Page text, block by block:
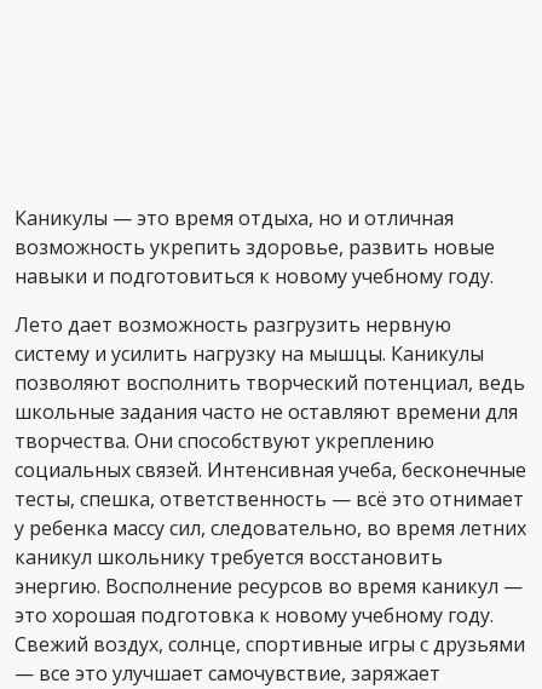
Каникулы — это время отдыха, но и отличная
возможность укрепить здоровье, развить новые
навыки и подготовиться к новому учебному году.
Лето дает возможность разгрузить нервную
систему и усилить нагрузку на мышцы. Каникулы
позволяют восполнить творческий потенциал, ведь
школьные задания часто не оставляют времени для
творчества. Они способствуют укреплению
социальных связей. Интенсивная учеба, бесконечные
тесты, спешка, ответственность — всё это отнимает
у ребенка массу сил, следовательно, во время летних
каникул школьнику требуется восстановить
энергию. Восполнение ресурсов во время каникул —
это хорошая подготовка к новому учебному году.
Свежий воздух, солнце, спортивные игры с друзьями
— все это улучшает самочувствие, заряжает